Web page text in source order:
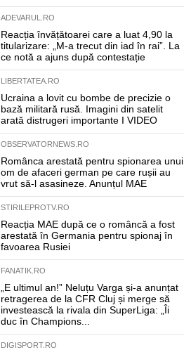
ADEVARUL.RO
Reacția învățătoarei care a luat 4,90 la
titularizare: „M-a trecut din iad în rai”. La
ce notă a ajuns după contestație
LIBERTATEA.RO
Ucraina a lovit cu bombe de precizie o
bază militară rusă. Imagini din satelit
arată distrugeri importante I VIDEO
OBSERVATORNEWS.RO
Românca arestată pentru spionarea unui
om de afaceri german pe care rușii au
vrut să-l asasineze. Anunțul MAE
STIRILEPROTV.RO
Reacția MAE după ce o româncă a fost
arestată în Germania pentru spionaj în
favoarea Rusiei
FANATIK.RO
„E ultimul an!” Neluțu Varga și-a anunțat
retragerea de la CFR Cluj și merge să
investească la rivala din SuperLiga: „Îi
duc în Champions...
DIGISPORT.RO